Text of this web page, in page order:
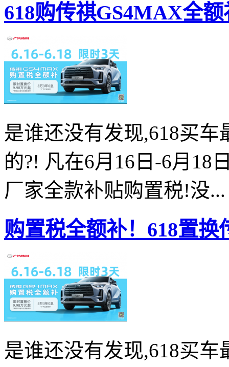
618购传祺GS4MAX全
是谁还没有发现,618买
的?! 凡在6月16日-6月18
厂家全款补贴购置税!没...
购置税全额补！618置换
是谁还没有发现,618买